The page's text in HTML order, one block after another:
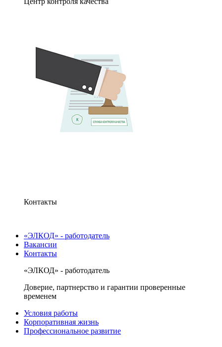
Контакты
«ЭЛКОД» - работодатель
Вакансии
Контакты
«ЭЛКОД» - работодатель
Доверие, партнерство и гарантии проверенные
временем
Условия работы
Корпоративная жизнь
Профессиональное развитие